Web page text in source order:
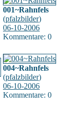
001~Rahnfels
(pfalzbilder)
06-10-2006
Kommentare: 0
004~Rahnfels
(pfalzbilder)
06-10-2006
Kommentare: 0